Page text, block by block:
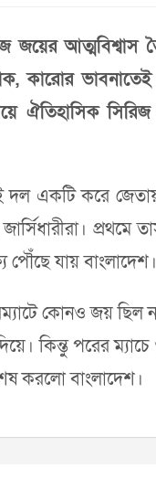
জয়ের আত্মবিশ্বাস
কারোর
ঐতিহাসিক
একটি করে
পৌঁছে যায় বাংলাদেশ।
কোনও জয় ছিল না
পরের ম্যাচে
করলো বাংলাদেশ।